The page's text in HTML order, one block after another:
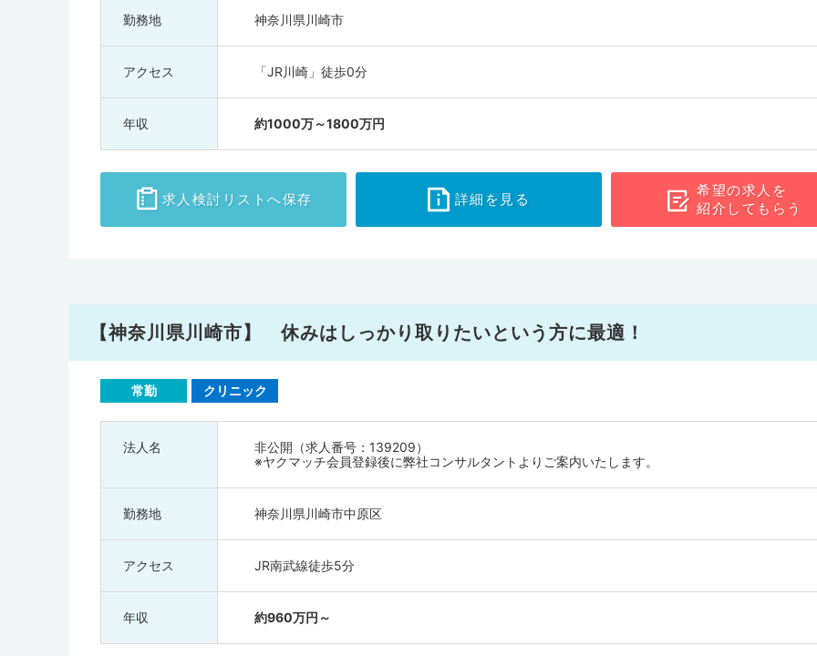
勤務地 神奈川県川崎市
アクセス 「JR川崎」徒歩0分
年収 約1000万～1800万円
求人検討 リストへ保存 詳細を見る
希望の求人を
紹介してもらう
【神奈川県川崎市】 休みはしっかり取りたいという方に最適！
常勤 クリニック
法人名
非公開（求人番号：139209）
※ヤクマッチ会員登録後に弊社コンサルタントよりご案内いたします。
勤務地 神奈川県川崎市中原区
アクセス JR南武線徒歩5分
年収 約960万円～